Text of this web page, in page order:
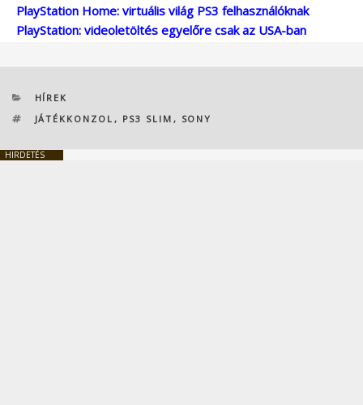
PlayStation Home: virtuális világ PS3 felhasználóknak
PlayStation: videoletöltés egyelőre csak az USA-ban
KATEGÓRIÁK
HÍREK
CÍMKÉK
JÁTÉKKONZOL , PS3 SLIM , SONY
HIRDETÉS